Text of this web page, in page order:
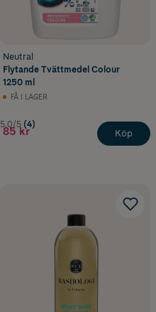
Neutral
Flytande Tvättmedel Colour
1250 ml
FÅ I LAGER
5.0/5 (4)
85 kr Köp